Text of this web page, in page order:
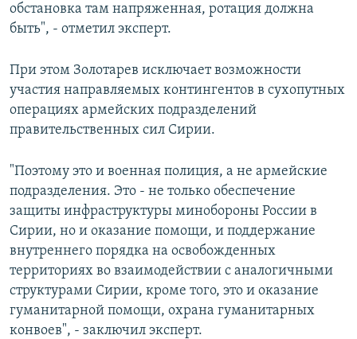
обстановка там напряженная, ротация должна
быть", - отметил эксперт.
При этом Золотарев исключает возможности
участия направляемых контингентов в сухопутных
операциях армейских подразделений
правительственных сил Сирии.
"Поэтому это и военная полиция, а не армейские
подразделения. Это - не только обеспечение
защиты инфраструктуры минобороны России в
Сирии, но и оказание помощи, и поддержание
внутреннего порядка на освобожденных
территориях во взаимодействии с аналогичными
структурами Сирии, кроме того, это и оказание
гуманитарной помощи, охрана гуманитарных
конвоев", - заключил эксперт.